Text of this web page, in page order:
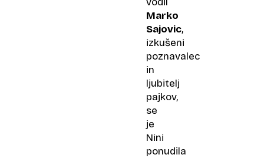
Marko
Sajovic,
izkušeni
poznavalec
in
ljubitelj
pajkov,
se
je
Nini
ponudila